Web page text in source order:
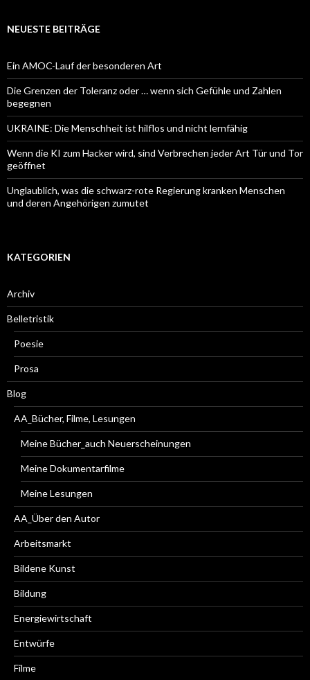
NEUESTE BEITRÄGE
Ein AMOC-Lauf der besonderen Art
Die Grenzen der Toleranz oder … wenn sich Gefühle und Zahlen
begegnen
UKRAINE: Die Menschheit ist hilflos und nicht lernfähig
Wenn die KI zum Hacker wird, sind Verbrechen jeder Art Tür und Tor
geöffnet
Unglaublich, was die schwarz-rote Regierung kranken Menschen
und deren Angehörigen zumutet
KATEGORIEN
Archiv
Belletristik
Poesie
Prosa
Blog
AA_Bücher, Filme, Lesungen
Meine Bücher_auch Neuerscheinungen
Meine Dokumentarfilme
Meine Lesungen
AA_Über den Autor
Arbeitsmarkt
Bildene Kunst
Bildung
Energiewirtschaft
Entwürfe
Filme